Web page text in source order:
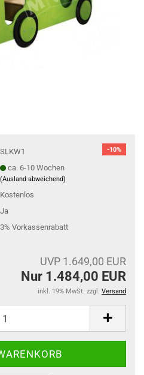
-10%
SLKW1
ca. 6-10 Wochen
(Ausland abweichend)
Kostenlos
Ja
3% Vorkassenrabatt
UVP 1.649,00 EUR
Nur 1.484,00 EUR
inkl. 19% MwSt. zzgl. Versand